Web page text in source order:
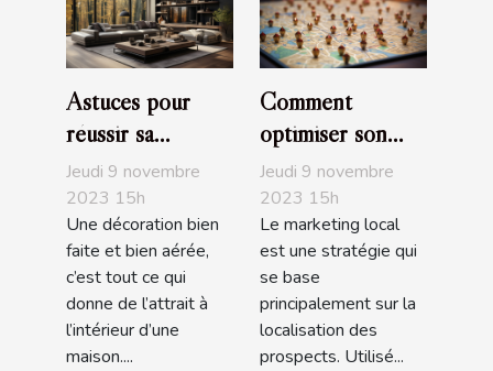
Astuces pour
réussir sa
décoration
d'intérieur
Jeudi 9 novembre
2023 15h
Une décoration bien
faite et bien aérée,
c’est tout ce qui
donne de l’attrait à
l’intérieur d’une
maison....
Comment
optimiser son
marketing local ?
Jeudi 9 novembre
2023 15h
Le marketing local
est une stratégie qui
se base
principalement sur la
localisation des
prospects. Utilisé...